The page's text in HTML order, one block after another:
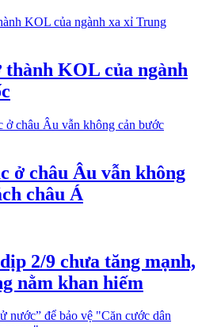
KOL của ngành
ở châu Âu vẫn không
châu Á
2/9 chưa tăng mạnh,
nằm khan hiếm